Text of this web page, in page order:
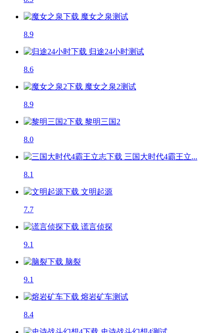
魔女之泉测试
8.9
归途24小时测试
8.6
魔女之泉2测试
8.9
黎明三国2
8.0
三国大时代4霸王立...
8.1
文明起源
7.7
谎言侦探
9.1
脑裂
9.1
熔岩矿车测试
8.4